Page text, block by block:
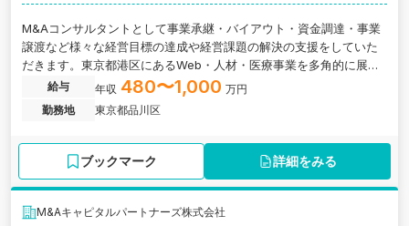
M&Aコンサルタントとして事業承継・バイアウト・資金調達・事業
譲渡など様々な経営目標の達成や経営課題の解決の支援をしていた
だきます。東京都港区にあるWeb・人材・医療事業を多角的に展開
する、設立以来急速成長を続けるベンチャー企業の求人です。
給与 年収 480〜1,000 万円
勤務地
東京都品川区
ブックマーク 詳細をみる
M&Aキャピタルパートナーズ株式会社